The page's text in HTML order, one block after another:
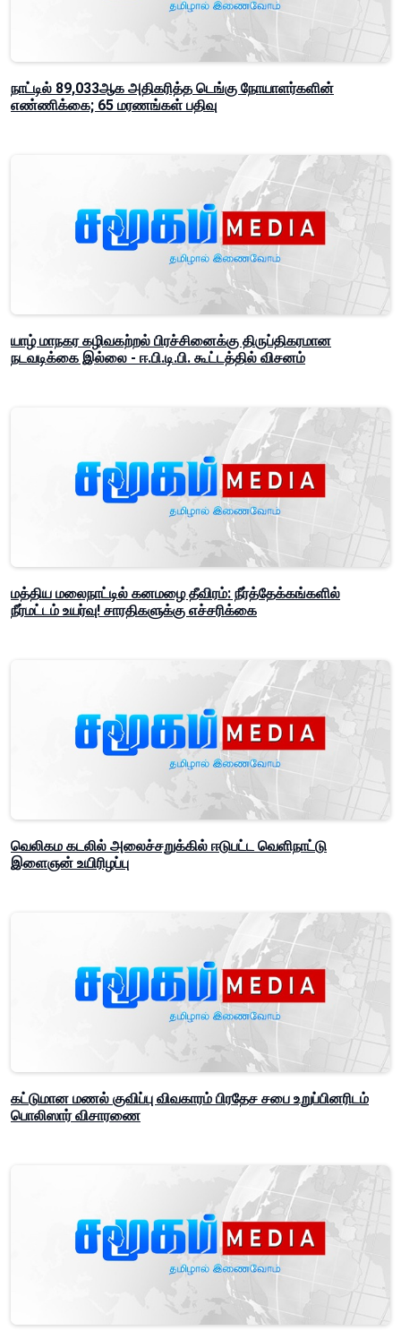
நாட்டில் 89,033ஆக அதிகரித்த டெங்கு நோயாளர்களின்
எண்ணிக்கை; 65 மரணங்கள் பதிவு
யாழ் மாநகர கழிவகற்றல் பிரச்சினைக்கு திருப்திகரமான
நடவடிக்கை இல்லை - ஈ.பி.டி.பி. கூட்டத்தில் விசனம்
மத்திய மலைநாட்டில் கனமழை தீவிரம்: நீர்த்தேக்கங்களில்
நீர்மட்டம் உயர்வு! சாரதிகளுக்கு எச்சரிக்கை
வெலிகம கடலில் அலைச்சறுக்கில் ஈடுபட்ட வெளிநாட்டு
இளைஞன் உயிரிழப்பு
கட்டுமான மணல் குவிப்பு விவகாரம் பிரதேச சபை உறுப்பினரிடம்
பொலிஸார் விசாரணை